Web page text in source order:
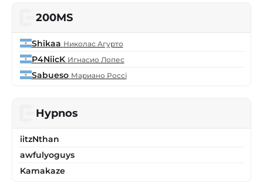
200MS
Shikaa Николас Агурто
P4NiicK Игнасио Лопес
Sabueso Мариано Россі
Hypnos
iitzNthan
awfulyoguys
Kamakaze